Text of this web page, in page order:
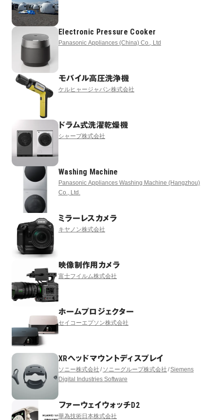
Electronic Pressure Cooker
Panasonic Appliances (China) Co., Ltd
モバイル高圧洗浄機
ケルヒャージャパン株式会社
ドラム式洗濯乾燥機
シャープ株式会社
Washing Machine
Panasonic Appliances Washing Machine (Hangzhou)
Co., Ltd.
ミラーレスカメラ
キヤノン株式会社
映像制作用カメラ
富士フイルム株式会社
ホームプロジェクター
セイコーエプソン株式会社
XRヘッドマウントディスプレイ
ソニー株式会社 ソニーグループ株式会社 Siemens
Digital Industries Software
ファーウェイウォッチD2
華為技術日本株式会社